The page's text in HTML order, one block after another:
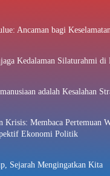
Ancaman bagi
Kedalaman Silaturahmi
adalah Kesalahan
Krisis: Membaca Pertemuan
Ekonomi Politik
Sejarah Mengingatkan Kita